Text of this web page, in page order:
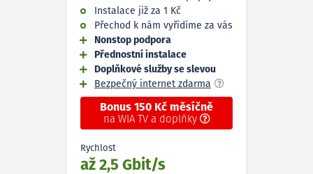
Instalace již za 1 Kč
Přechod k nám vyřídíme za vás
Nonstop podpora
Přednostní instalace
Doplňkové služby se slevou
Bezpečný internet zdarma
Bonus 150 Kč měsíčně
na WIA TV a doplňky
Rychlost
až 2,5 Gbit/s